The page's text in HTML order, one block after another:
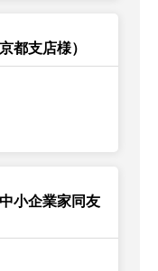
都支店様）
小企業家同友